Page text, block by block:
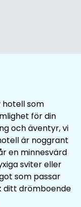
som
för din
och äventyr, vi
är noggrant
en minnesvärd
sviter eller
som passar
ditt drömboende